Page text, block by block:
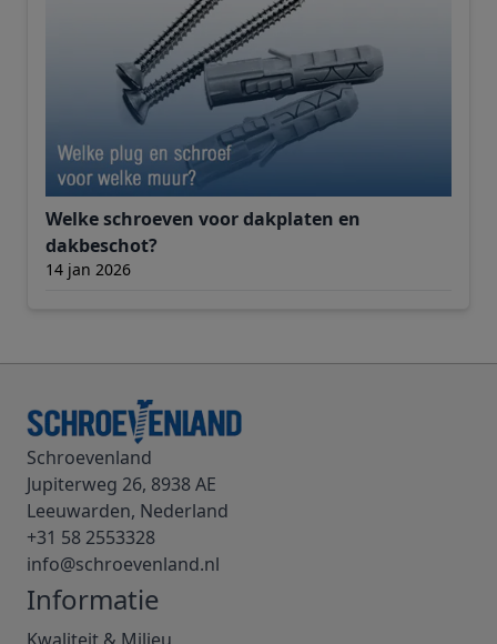
Welke schroeven voor dakplaten en
dakbeschot?
14 jan 2026
Schroevenland
Jupiterweg 26, 8938 AE
Leeuwarden, Nederland
+31 58 2553328
info@schroevenland.nl
Informatie